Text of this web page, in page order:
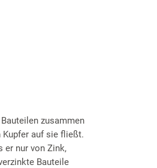
zusammen
Kupfer auf sie fließt.
er nur von Zink,
Bauteile